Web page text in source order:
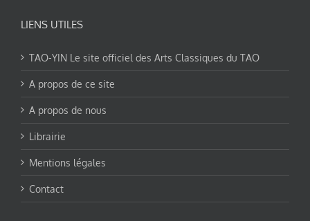
LIENS UTILES
TAO-YIN Le site officiel des Arts Classiques du TAO
A propos de ce site
A propos de nous
Librairie
Mentions légales
Contact